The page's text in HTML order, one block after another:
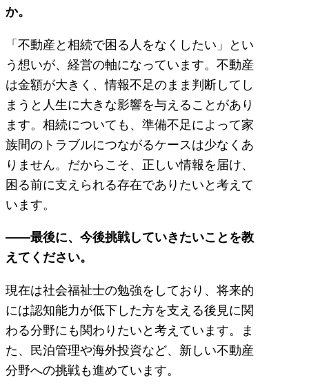
か。
「不動産と相続で困る人をなくしたい」とい
う想いが、経営の軸になっています。不動産
は金額が大きく、情報不足のまま判断してし
まうと人生に大きな影響を与えることがあり
ます。相続についても、準備不足によって家
族間のトラブルにつながるケースは少なくあ
りません。だからこそ、正しい情報を届け、
困る前に支えられる存在でありたいと考えて
います。
――最後に、今後挑戦していきたいことを教
えてください。
現在は社会福祉士の勉強をしており、将来的
には認知能力が低下した方を支える後見に関
わる分野にも関わりたいと考えています。ま
た、民泊管理や海外投資など、新しい不動産
分野への挑戦も進めています。